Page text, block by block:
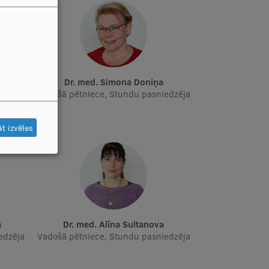
Dr. med. Simona Doniņa
Vadošā pētniece, Stundu pasniedzēja
Dr. med. Alīna Sultanova
Vadošā pētniece, Stundu pasniedzēja
izvēles